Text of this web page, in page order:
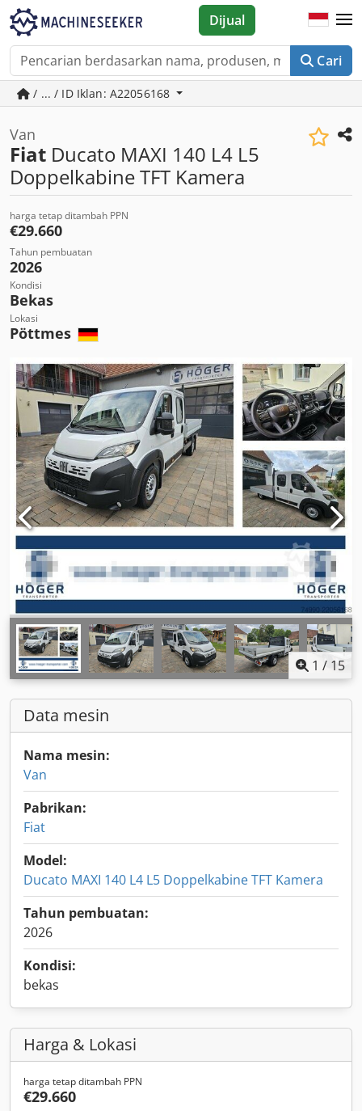
Cari
Dijual
/ ... / ID Iklan: A22056168
Van
Fiat Ducato MAXI 140 L4 L5
Doppelkabine TFT Kamera
harga tetap ditambah PPN
€29.660
Tahun pembuatan
2026
Kondisi
Bekas
Lokasi
Pöttmes
1 / 15
Data mesin
Nama mesin:
Van
Pabrikan:
Fiat
Model:
Ducato MAXI 140 L4 L5 Doppelkabine TFT Kamera
Tahun pembuatan:
2026
Kondisi:
bekas
Harga & Lokasi
harga tetap ditambah PPN
€29.660